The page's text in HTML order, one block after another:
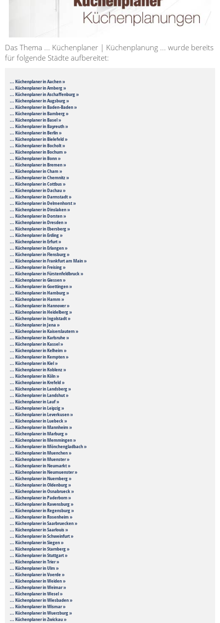
Das Thema ... Küchenplaner | Küchenplanung ... wurde bereits
für folgende Städte aufbereitet:
... Küchenplaner in Aachen »
... Küchenplaner in Amberg »
... Küchenplaner in Aschaffenburg »
... Küchenplaner in Augsburg »
... Küchenplaner in Baden-Baden »
... Küchenplaner in Bamberg »
... Küchenplaner in Basel »
... Küchenplaner in Bayreuth »
... Küchenplaner in Berlin »
... Küchenplaner in Bielefeld »
... Küchenplaner in Bocholt »
... Küchenplaner in Bochum »
... Küchenplaner in Bonn »
... Küchenplaner in Bremen »
... Küchenplaner in Cham »
... Küchenplaner in Chemnitz »
... Küchenplaner in Cottbus »
... Küchenplaner in Dachau »
... Küchenplaner in Darmstadt »
... Küchenplaner in Delmenhorst »
... Küchenplaner in Dinslaken »
... Küchenplaner in Dorsten »
... Küchenplaner in Dresden »
... Küchenplaner in Ebersberg »
... Küchenplaner in Erding »
... Küchenplaner in Erfurt »
... Küchenplaner in Erlangen »
... Küchenplaner in Flensburg »
... Küchenplaner in Frankfurt am Main »
... Küchenplaner in Freising »
... Küchenplaner in Fürstenfeldbruck »
... Küchenplaner in Giessen »
... Küchenplaner in Goettingen »
... Küchenplaner in Hamburg »
... Küchenplaner in Hamm »
... Küchenplaner in Hannover »
... Küchenplaner in Heidelberg »
... Küchenplaner in Ingolstadt »
... Küchenplaner in Jena »
... Küchenplaner in Kaiserslautern »
... Küchenplaner in Karlsruhe »
... Küchenplaner in Kassel »
... Küchenplaner in Kelheim »
... Küchenplaner in Kempten »
... Küchenplaner in Kiel »
... Küchenplaner in Koblenz »
... Küchenplaner in Köln »
... Küchenplaner in Krefeld »
... Küchenplaner in Landsberg »
... Küchenplaner in Landshut »
... Küchenplaner in Lauf »
... Küchenplaner in Leipzig »
... Küchenplaner in Leverkusen »
... Küchenplaner in Luebeck »
... Küchenplaner in Mannheim »
... Küchenplaner in Marburg »
... Küchenplaner in Memmingen »
... Küchenplaner in Mönchengladbach »
... Küchenplaner in Muenchen »
... Küchenplaner in Muenster »
... Küchenplaner in Neumarkt »
... Küchenplaner in Neumuenster »
... Küchenplaner in Nuernberg »
... Küchenplaner in Oldenburg »
... Küchenplaner in Osnabrueck »
... Küchenplaner in Paderborn »
... Küchenplaner in Ravensburg »
... Küchenplaner in Regensburg »
... Küchenplaner in Rosenheim »
... Küchenplaner in Saarbruecken »
... Küchenplaner in Saarlouis »
... Küchenplaner in Schweinfurt »
... Küchenplaner in Siegen »
... Küchenplaner in Starnberg »
... Küchenplaner in Stuttgart »
... Küchenplaner in Trier »
... Küchenplaner in Ulm »
... Küchenplaner in Voerde »
... Küchenplaner in Weiden »
... Küchenplaner in Weimar »
... Küchenplaner in Wesel »
... Küchenplaner in Wiesbaden »
... Küchenplaner in Wismar »
... Küchenplaner in Wuerzburg »
... Küchenplaner in Zwickau »